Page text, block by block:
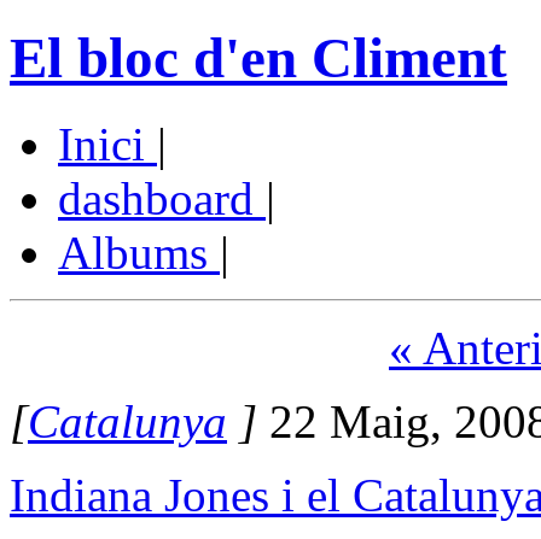
El bloc d'en Climent
Inici |
dashboard |
Albums |
«
[Catalunya ] 22 Maig,
Indiana Jones i el